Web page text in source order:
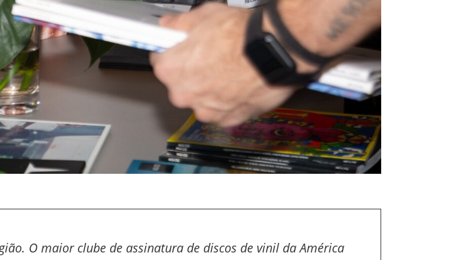
O maior clube de assinatura de discos de vinil da América